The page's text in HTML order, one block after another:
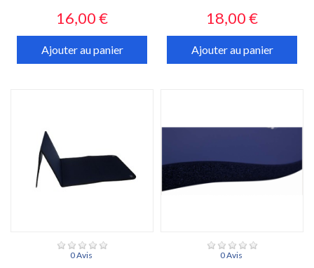
Prix
16,00 €
Ajouter au panier
Prix
18,00 €
Ajouter au panier
0 Avis 0 Avis